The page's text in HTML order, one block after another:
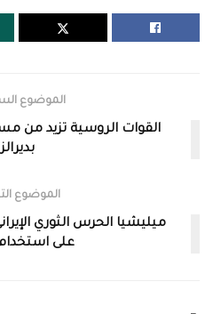
الموضوع
القوات الروسية تزيد من
الموضوع
ميليشيا الحرس الثوري
على